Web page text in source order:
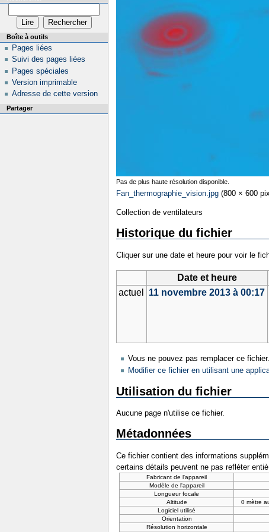
Pas de plus haute résolution disponible.
Fan_thermographie_vision.jpg (800 × 600
Collection de ventilateurs
Historique du fichier
Cliquer sur une date et heure pour voir le
Date et heure
actuel
11 novembre 2013 à 00:17
Vous ne pouvez pas remplacer ce fichier.
Modifier ce fichier en utilisant une
Utilisation du fichier
Aucune page n'utilise ce fichier.
Métadonnées
Ce fichier contient des informations
certains détails peuvent ne pas refléter
Fabricant de l'appareil
Modèle de l'appareil
Longueur focale
Altitude
0 mètre
Logiciel utilisé
Orientation
Résolution horizontale
Boîte à outils
Pages liées
Suivi des pages liées
Pages spéciales
Version imprimable
Adresse de cette version
Partager